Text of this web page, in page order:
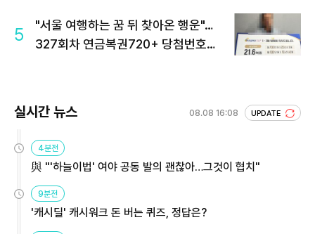
5
"서울 여행하는 꿈 뒤 찾아온 행운"…
327회차 연금복권720+ 당첨번호조
실시간 뉴스 08.08 16:08 UPDATE
4분전
與 "'하늘이법' 여야 공동 발의 괜찮아…그것이 협치"
9분전
'캐시딜' 캐시워크 돈 버는 퀴즈, 정답은?